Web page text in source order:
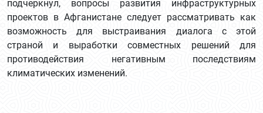
подчеркнул, вопросы развития инфраструктурных
проектов в Афганистане следует рассматривать как
возможность для выстраивания диалога с этой
страной и выработки совместных решений для
противодействия негативным последствиям
климатических изменений.